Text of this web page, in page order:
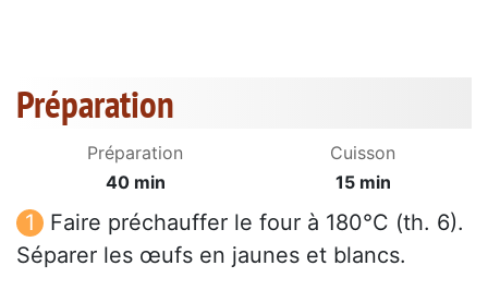
Préparation
Préparation
40 min
Cuisson
15 min
Faire préchauffer le four à 180°C (th. 6).
Séparer les œufs en jaunes et blancs.